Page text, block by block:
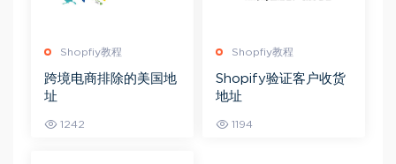
Shopfiy教程
跨境电商排除的美国地
址
1242
Shopfiy教程
Shopify验证客户收货
地址
1194